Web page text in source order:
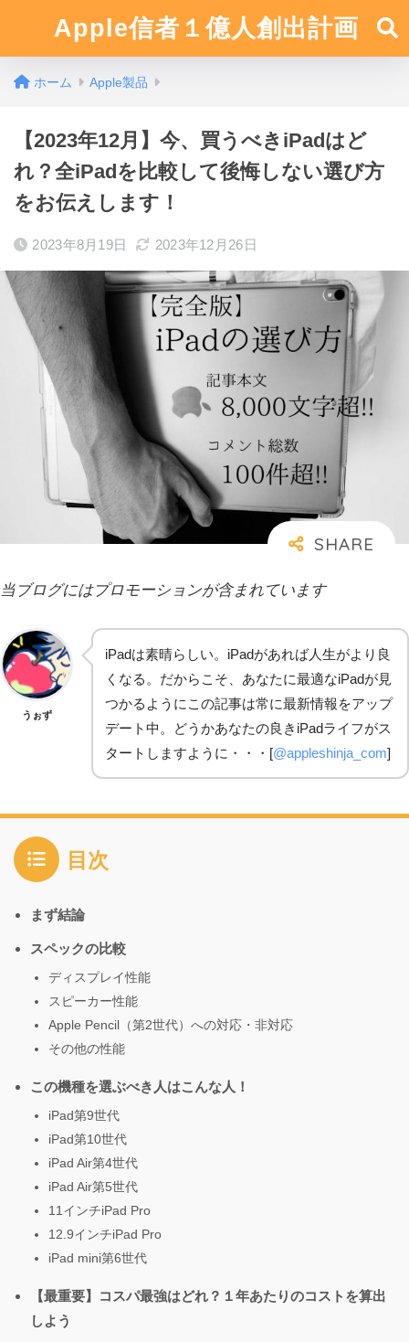
Apple信者１億人創出計画
ホーム Apple製品
【2023年12月】今、買うべきiPadはど
れ？全iPadを比較して後悔しない選び方
をお伝えします！
2023年8月19日 2023年12月26日
当ブログにはプロモーションが含まれています
うぉず
iPadは素晴らしい。iPadがあれば人生がより良
くなる。だからこそ、あなたに最適なiPadが見
つかるようにこの記事は常に最新情報をアップ
デート中。どうかあなたの良きiPadライフがス
タートしますように・・・[@appleshinja_com]
目次
まず結論
スペックの比較
ディスプレイ性能
スピーカー性能
Apple Pencil（第2世代）への対応・非対応
その他の性能
この機種を選ぶべき人はこんな人！
iPad第9世代
iPad第10世代
iPad Air第4世代
iPad Air第5世代
11インチiPad Pro
12.9インチiPad Pro
iPad mini第6世代
【最重要】コスパ最強はどれ？１年あたりのコストを算出
しよう